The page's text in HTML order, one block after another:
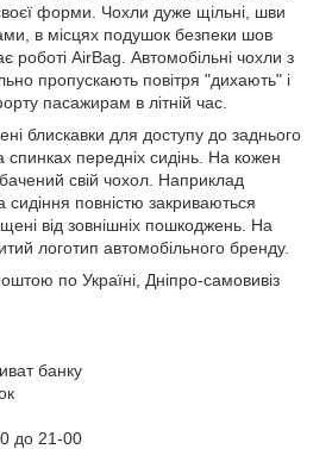
форми. Чохли дуже щільні, шви
в місцях подушок безпеки шов
роботі AirBag. Автомобільні чохли з
пропускають повітря "дихають" і
пасажирам в літній час.
блискавки для доступу до заднього
спинках передніх сидінь. На кожен
свій чохол. Наприклад
сидіння повністю закриваються
від зовнішніх пошкоджень. На
логотип автомобільного бренду.
по Україні, Дніпро-самовивіз
банку
до 21-00